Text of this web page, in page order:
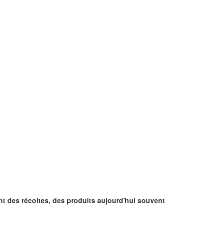
des récoltes, des produits aujourd'hui souvent